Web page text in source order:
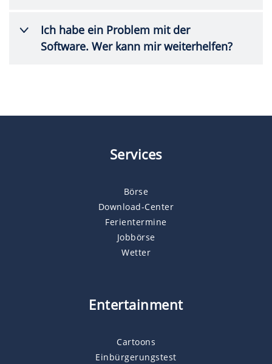
Ich habe ein Problem mit der
Software. Wer kann mir weiterhelfen?
Services
Börse
Download-Center
Ferientermine
Jobbörse
Wetter
Entertainment
Cartoons
Einbürgerungstest